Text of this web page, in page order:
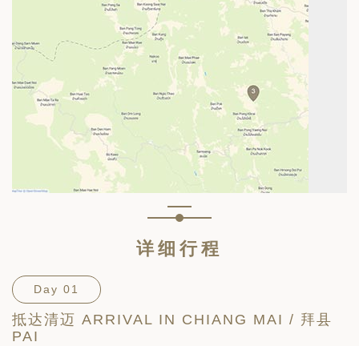
详细行程
Day 01
抵达清迈 ARRIVAL IN CHIANG MAI / 拜县
PAI